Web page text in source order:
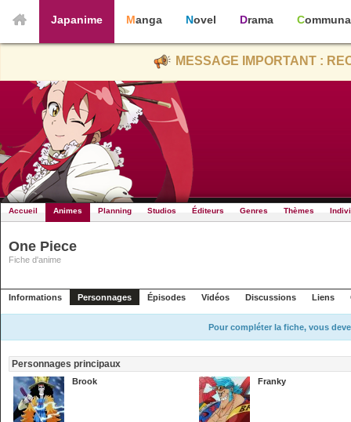
Japanime Manga Novel Drama
MESSAGE IMPORTANT :
Accueil Animes Planning Studios Éditeurs Genres Thèmes
One Piece
Fiche d'anime
Informations Personnages Épisodes Vidéos Discussions Liens
Pour compléter la fiche, vous
Personnages principaux
Brook Franky